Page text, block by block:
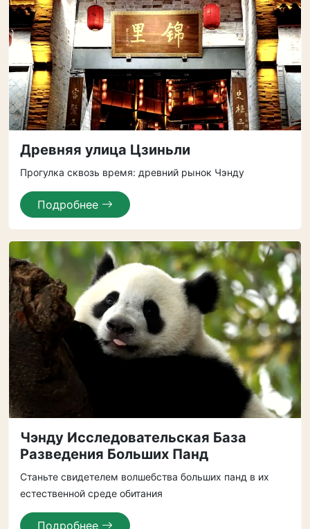
Древняя улица Цзиньли
Прогулка сквозь время: древний рынок Чэнду
Подробнее
Чэнду Исследовательская База
Разведения Больших Панд
Станьте свидетелем волшебства больших панд в их
естественной среде обитания
Подробнее